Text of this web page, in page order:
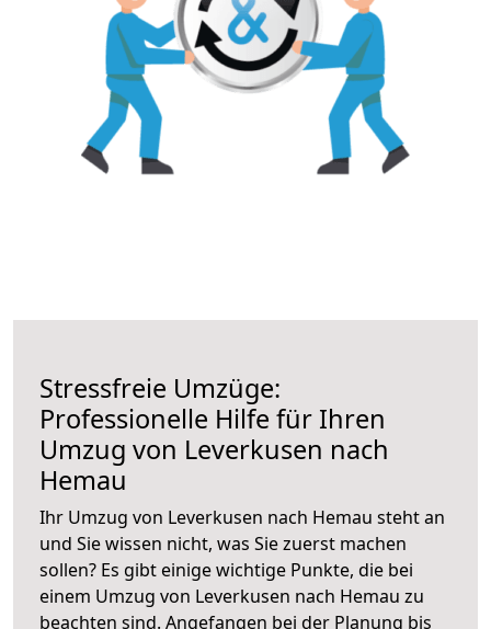
Stressfreie Umzüge:
Professionelle Hilfe für Ihren
Umzug von Leverkusen nach
Hemau
Ihr Umzug von Leverkusen nach Hemau steht an
und Sie wissen nicht, was Sie zuerst machen
sollen? Es gibt einige wichtige Punkte, die bei
einem Umzug von Leverkusen nach Hemau zu
beachten sind. Angefangen bei der Planung bis